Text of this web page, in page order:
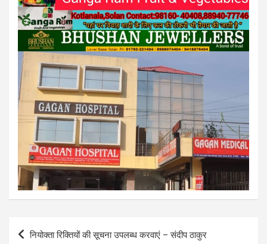
Post
नियोक्ता रिक्तियों की सूचना उपलब्ध करवाएं – संदीप ठाकुर